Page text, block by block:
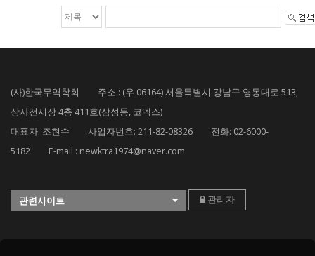
(사)한국무역학회 주소 : (우 06164) 서울특별시 강남구 영동대로 513,
상사전시장 4층 411호(삼성동, 코엑스)
대표자: 조현수 사업자번호: 211-82-08326 전화: 02-6000-
5182 E-mail : newktra1974@naver.com
관련사이트 관리자